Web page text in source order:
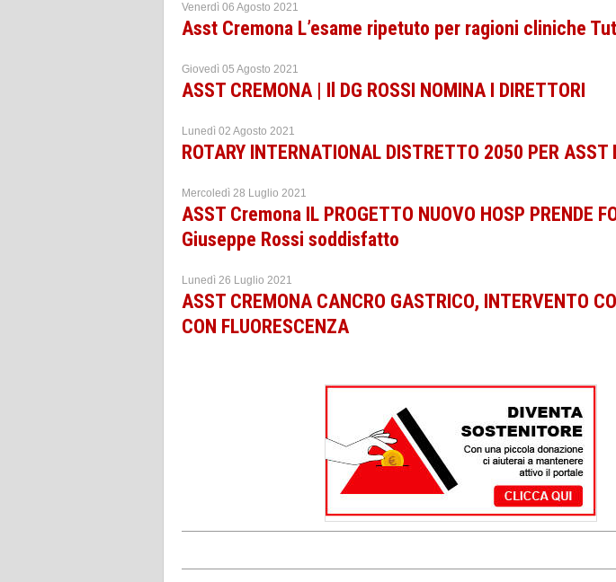
Venerdì 06 Agosto 2021
Asst Cremona L’esame ripetuto per ragioni cliniche
Giovedì 05 Agosto 2021
ASST CREMONA | Il DG ROSSI NOMINA I DIRETTORI
Lunedì 02 Agosto 2021
ROTARY INTERNATIONAL DISTRETTO 2050 PER ASST
Mercoledì 28 Luglio 2021
ASST Cremona IL PROGETTO NUOVO HOSP PRENDE
Giuseppe Rossi soddisfatto
Lunedì 26 Luglio 2021
ASST CREMONA CANCRO GASTRICO, INTERVENTO
CON FLUORESCENZA